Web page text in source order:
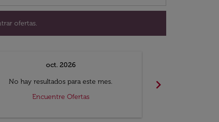
ofertas.
oct. 2026
No hay resultados para este mes.
Encuentre Ofertas
chevron_right